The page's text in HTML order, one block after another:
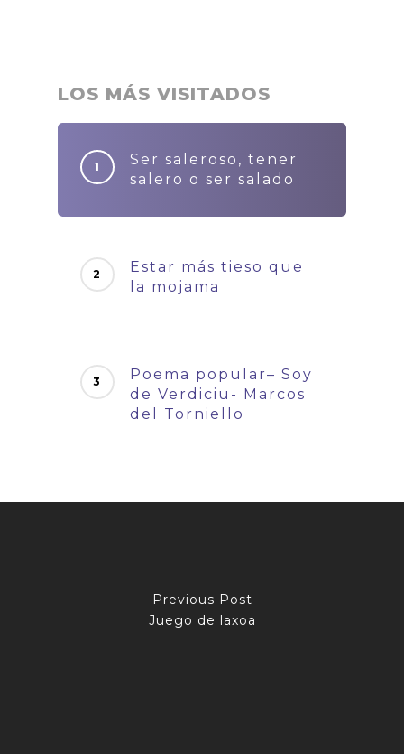
LOS MÁS VISITADOS
Ser saleroso, tener
salero o ser salado
Estar más tieso que
la mojama
Poema popular– Soy
de Verdiciu- Marcos
del Torniello
Previous Post
Juego de laxoa